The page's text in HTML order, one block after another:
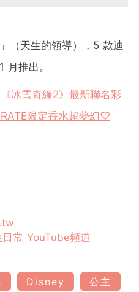
（天生的領導），5 款迪
推出。
冰雪奇緣2》最新聯名彩
限定香水超夢幻♡
常 YouTube頻道
Disney 公主